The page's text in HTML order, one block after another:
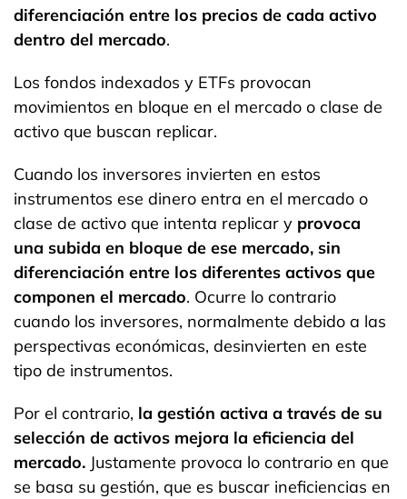
diferenciación entre los precios de cada activo
dentro del mercado.
Los fondos indexados y ETFs provocan
movimientos en bloque en el mercado o clase de
activo que buscan replicar.
Cuando los inversores invierten en estos
instrumentos ese dinero entra en el mercado o
clase de activo que intenta replicar y provoca
una subida en bloque de ese mercado, sin
diferenciación entre los diferentes activos que
componen el mercado. Ocurre lo contrario
cuando los inversores, normalmente debido a las
perspectivas económicas, desinvierten en este
tipo de instrumentos.
Por el contrario, la gestión activa a través de su
selección de activos mejora la eficiencia del
mercado. Justamente provoca lo contrario en que
se basa su gestión, que es buscar ineficiencias en